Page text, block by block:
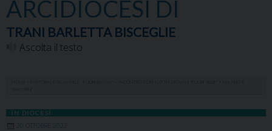
ARCIDIOCESI DI
TRANI BARLETTA BISCEGLIE
Ascolta il testo
IN DIOCESI
20 OTTOBRE 2022